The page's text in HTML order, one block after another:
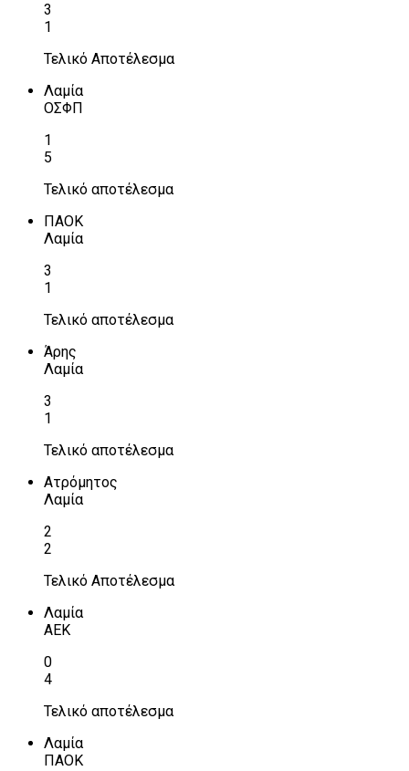
3
1
Τελικό Αποτέλεσμα
Λαμία
ΟΣΦΠ
1
5
Τελικό αποτέλεσμα
ΠΑΟΚ
Λαμία
3
1
Τελικό αποτέλεσμα
Άρης
Λαμία
3
1
Τελικό αποτέλεσμα
Ατρόμητος
Λαμία
2
2
Τελικό Αποτέλεσμα
Λαμία
ΑΕΚ
0
4
Τελικό αποτέλεσμα
Λαμία
ΠΑΟΚ